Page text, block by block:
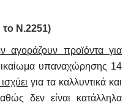
Ν.2251)
αγοράζουν προϊόντα για
υπαναχώρησης 14
για τα καλλυντικά και
δεν είναι κατάλληλα